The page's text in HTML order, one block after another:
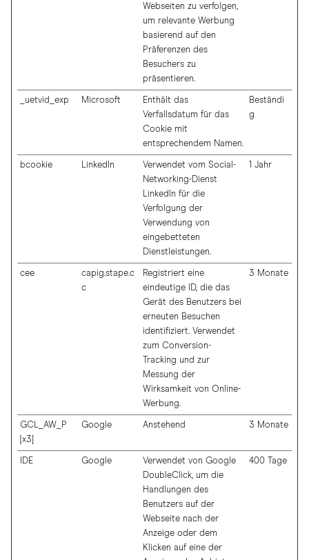
Webseiten zu verfolgen,
um relevante Werbung
basierend auf den
Präferenzen des
Besuchers zu
präsentieren.
_uetvid_exp Microsoft
Enthält das
Verfallsdatum für das
Cookie mit
entsprechendem Namen.
Beständi
g
bcookie LinkedIn
Verwendet vom Social-
Networking-Dienst
LinkedIn für die
Verfolgung der
Verwendung von
eingebetteten
Dienstleistungen.
1 Jahr
cee
capig.stape.c
c
Registriert eine
eindeutige ID, die das
Gerät des Benutzers bei
erneuten Besuchen
identifiziert. Verwendet
zum Conversion-
Tracking und zur
Messung der
Wirksamkeit von Online-
Werbung.
3 Monate
GCL_AW_P
[x3]
Google Anstehend 3 Monate
IDE Google
Verwendet von Google
DoubleClick, um die
Handlungen des
Benutzers auf der
Webseite nach der
Anzeige oder dem
Klicken auf eine der
400 Tage